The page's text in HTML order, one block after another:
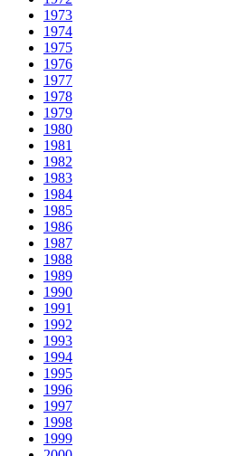
1973
1974
1975
1976
1977
1978
1979
1980
1981
1982
1983
1984
1985
1986
1987
1988
1989
1990
1991
1992
1993
1994
1995
1996
1997
1998
1999